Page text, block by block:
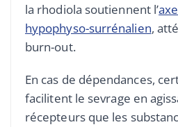
la rhodiola soutiennent l’
hypophyso-surrénalien,
burn-out.
En cas de dépendances,
facilitent le sevrage en
récepteurs que les